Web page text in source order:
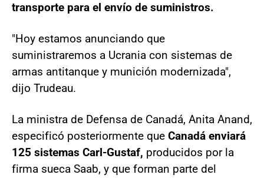
transporte para el envío de suministros.
"Hoy estamos anunciando que
suministraremos a Ucrania con sistemas de
armas antitanque y munición modernizada",
dijo Trudeau.
La ministra de Defensa de Canadá, Anita Anand,
especificó posteriormente que Canadá enviará
125 sistemas Carl-Gustaf, producidos por la
firma sueca Saab, y que forman parte del